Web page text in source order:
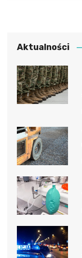
Aktualności